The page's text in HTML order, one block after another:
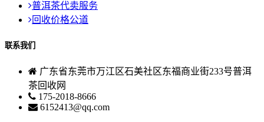
普洱茶代卖服务
回收价格公道
联系我们
广东省东莞市万江区石美社区东福商业街233号普洱
茶回收网
175-2018-8666
6152413@qq.com